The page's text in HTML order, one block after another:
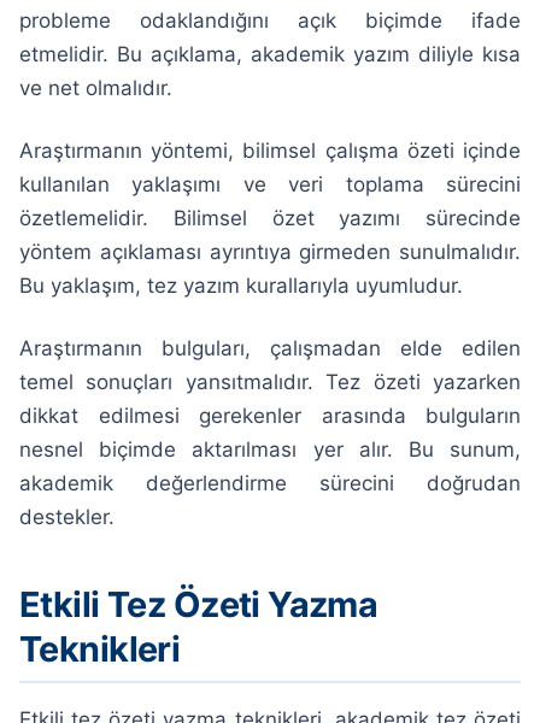
probleme odaklandığını açık biçimde ifade
etmelidir. Bu açıklama, akademik yazım diliyle kısa
ve net olmalıdır.
Araştırmanın yöntemi, bilimsel çalışma özeti içinde
kullanılan yaklaşımı ve veri toplama sürecini
özetlemelidir. Bilimsel özet yazımı sürecinde
yöntem açıklaması ayrıntıya girmeden sunulmalıdır.
Bu yaklaşım, tez yazım kurallarıyla uyumludur.
Araştırmanın bulguları, çalışmadan elde edilen
temel sonuçları yansıtmalıdır. Tez özeti yazarken
dikkat edilmesi gerekenler arasında bulguların
nesnel biçimde aktarılması yer alır. Bu sunum,
akademik değerlendirme sürecini doğrudan
destekler.
Etkili Tez Özeti Yazma
Teknikleri